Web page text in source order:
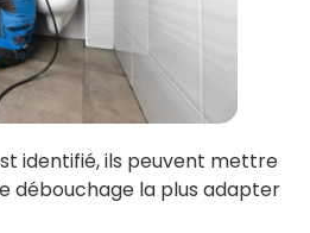
identifié, ils peuvent mettre
débouchage la plus adapter